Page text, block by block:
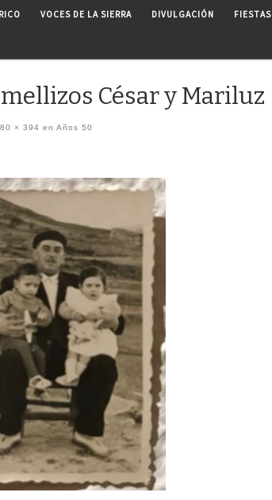
VOCES DE LA SIERRA DIVULGACIÓN FIESTAS
César y Mariluz
× 394 en Años 50